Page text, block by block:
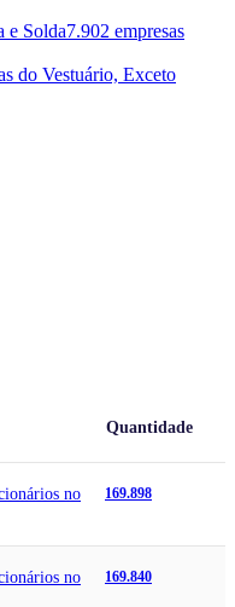
e Solda7.902 empresas
do Vestuário, Exceto
Quantidade
no
169.898
no
169.840